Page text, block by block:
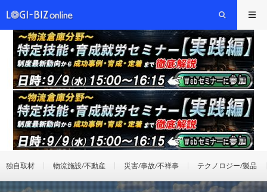
独自取材 物流施設/不動産 災害/事故/不祥事 テクノロジー/製品